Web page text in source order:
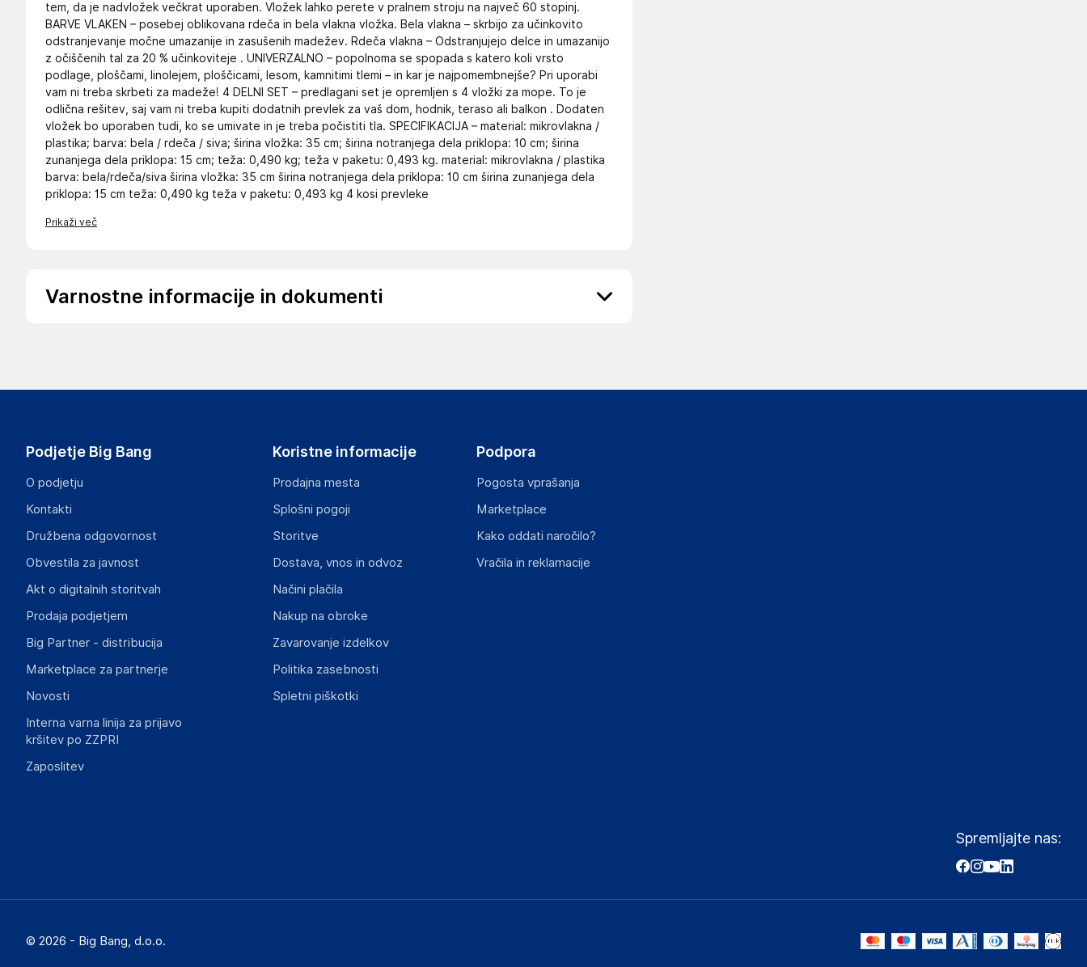
tem, da je nadvložek večkrat uporaben. Vložek lahko perete v pralnem stroju na največ 60 stopinj.
BARVE VLAKEN – posebej oblikovana rdeča in bela vlakna vložka. Bela vlakna – skrbijo za učinkovito
odstranjevanje močne umazanije in zasušenih madežev. Rdeča vlakna – Odstranjujejo delce in umazanijo
z očiščenih tal za 20 % učinkoviteje . UNIVERZALNO – popolnoma se spopada s katero koli vrsto
podlage, ploščami, linolejem, ploščicami, lesom, kamnitimi tlemi – in kar je najpomembnejše? Pri uporabi
vam ni treba skrbeti za madeže! 4 DELNI SET – predlagani set je opremljen s 4 vložki za mope. To je
odlična rešitev, saj vam ni treba kupiti dodatnih prevlek za vaš dom, hodnik, teraso ali balkon . Dodaten
vložek bo uporaben tudi, ko se umivate in je treba počistiti tla. SPECIFIKACIJA – material: mikrovlakna /
plastika; barva: bela / rdeča / siva; širina vložka: 35 cm; širina notranjega dela priklopa: 10 cm; širina
zunanjega dela priklopa: 15 cm; teža: 0,490 kg; teža v paketu: 0,493 kg. material: mikrovlakna / plastika
barva: bela/rdeča/siva širina vložka: 35 cm širina notranjega dela priklopa: 10 cm širina zunanjega dela
priklopa: 15 cm teža: 0,490 kg teža v paketu: 0,493 kg 4 kosi prevleke
Prikaži več
Varnostne informacije in dokumenti
info@sklep.zolta.pl
Gospodarski subjekt s sedežem v EU, ki zagotavlja skladnost izdelka z zahtevanimi predpisi.
ul. Przemysłowa 24, 39-300 Mielec
Polska
Podjetje Big Bang
O podjetju
Kontakti
Družbena odgovornost
Obvestila za javnost
Akt o digitalnih storitvah
Prodaja podjetjem
Big Partner - distribucija
Marketplace za partnerje
Novosti
Interna varna linija za prijavo
kršitev po ZZPRI
Zaposlitev
Koristne informacije
Prodajna mesta
Splošni pogoji
Storitve
Dostava, vnos in odvoz
Načini plačila
Nakup na obroke
Zavarovanje izdelkov
Politika zasebnosti
Spletni piškotki
Podpora
Pogosta vprašanja
Marketplace
Kako oddati naročilo?
Vračila in reklamacije
Spremljajte nas:
© 2026 - Big Bang, d.o.o.